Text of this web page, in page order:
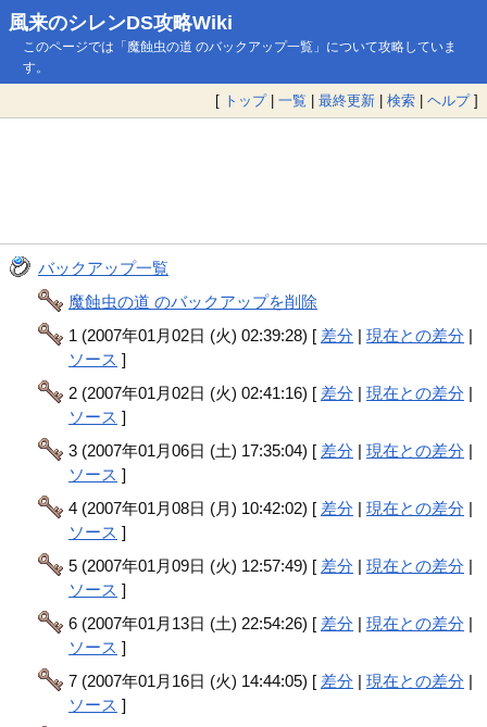
風来のシレンDS攻略Wiki
このページでは「魔蝕虫の道 のバックアップ一覧」について攻略していま
す。
[ トップ| 一覧 | 最終更新 | 検索 | ヘルプ]
バックアップ一覧
魔蝕虫の道 のバックアップを削除
1 (2007年01月02日 (火) 02:39:28) [ 差分 |現在との差分 |
ソース ]
2 (2007年01月02日 (火) 02:41:16) [ 差分 |現在との差分 |
ソース ]
3 (2007年01月06日 (土) 17:35:04) [ 差分 |現在との差分 |
ソース ]
4 (2007年01月08日 (月) 10:42:02) [ 差分 |現在との差分 |
ソース ]
5 (2007年01月09日 (火) 12:57:49) [ 差分 |現在との差分 |
ソース ]
6 (2007年01月13日 (土) 22:54:26) [ 差分 |現在との差分 |
ソース ]
7 (2007年01月16日 (火) 14:44:05) [ 差分 |現在との差分 |
ソース ]